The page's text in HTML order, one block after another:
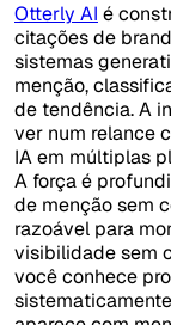
Otterly AI é
citações de
sistemas
menção,
de tendência. A
ver num relance
IA em múltiplas
A força é
de menção sem
razoável para
visibilidade sem
você conhece